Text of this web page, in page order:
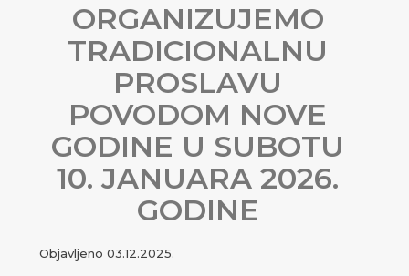
ORGANIZUJEMO
TRADICIONALNU
PROSLAVU
POVODOM NOVE
GODINE U SUBOTU
10. JANUARA 2026.
GODINE
Objavljeno 03.12.2025.